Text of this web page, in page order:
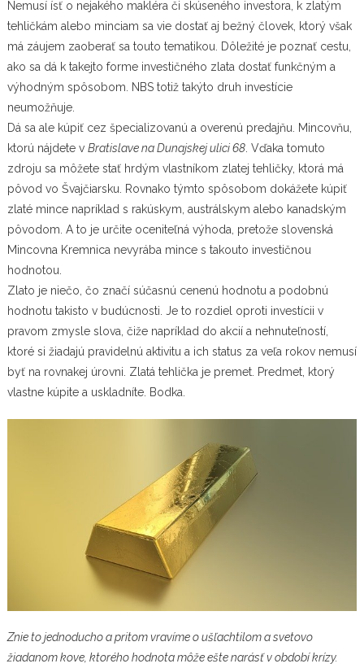
Nemusí ísť o nejakého makléra či skúseného investora, k zlatým
tehličkám alebo minciam sa vie dostať aj bežný človek, ktorý však
má záujem zaoberať sa touto tematikou. Dôležité je poznať cestu,
ako sa dá k takejto forme investičného zlata dostať funkčným a
výhodným spôsobom. NBStotiž takýto druh investície
neumožňuje.
Dá sa ale kúpiť cez špecializovanú a overenú predajňu. Mincovňu,
ktorú nájdete v Bratislave na Dunajskej ulici 68. Vďaka tomuto
zdroju sa môžete stať hrdým vlastníkom zlatej tehličky, ktorá má
pôvod vo Švajčiarsku. Rovnako týmto spôsobom dokážete kúpiť
zlaté mince napríklad s rakúskym, austrálskym alebo kanadským
pôvodom. A to je určite oceniteľná výhoda, pretože slovenská
Mincovna Kremnica nevyrába mince s takouto investičnou
hodnotou.
Zlato je niečo, čo značí súčasnú cenenú hodnotu a podobnú
hodnotu takisto v budúcnosti. Je to rozdiel oproti investícii v
pravom zmysle slova, čiže napríklad do akcií a nehnuteľností,
ktoré si žiadajú pravidelnú aktivitu a ich status za veľa rokov nemusí
byť na rovnakej úrovni. Zlatá tehlička je premet. Predmet, ktorý
vlastne kúpite a uskladníte. Bodka.
Znie to jednoducho a pritom vravíme o ušľachtilom a svetovo
žiadanom kove, ktorého hodnota môže ešte narásť v období krízy.